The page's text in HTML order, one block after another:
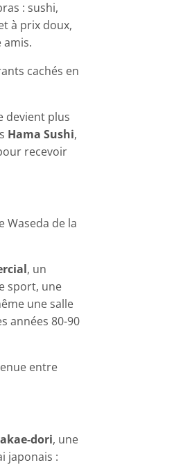
: sushi,
à prix doux,
cachés en
devient plus
Hama Sushi,
recevoir
Waseda de la
, un
sport, une
une salle
années 80-90
entre
dori, une
japonais :